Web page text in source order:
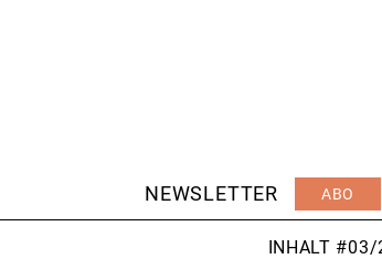
NEWSLETTER ABO
INHALT #03/